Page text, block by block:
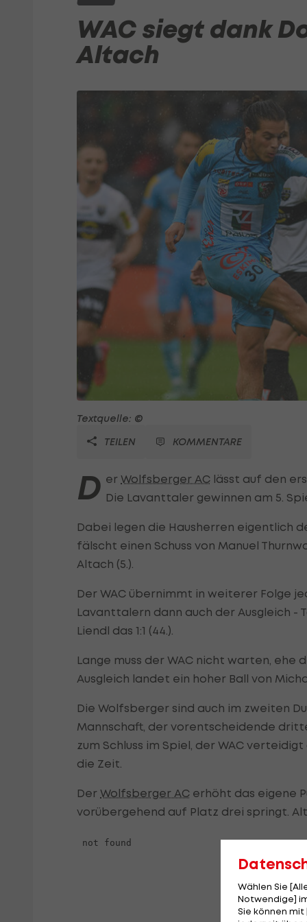
WAC siegt dank
Altach
Textquelle: ©
TEILEN
KOMMENTARE
D er Wolfsberger AC lässt auf den
Die Lavanttaler gewinnen am 5.
Dabei legen die Hausherren eigentlich
fälscht einen Schuss von Manuel
Altach (5.).
Der WAC übernimmt in weiterer Folge
Lavanttalern dann auch der Ausgleich -
Liendl das 1:1 (44.).
Lange muss der WAC nicht warten,
Ausgleich landet ein hoher Ball von
Die Wolfsberger sind auch im zweiten
Mannschaft, der vorentscheidende
zum Schluss im Spiel, der WAC
die Zeit.
Der Wolfsberger AC erhöht das eigene
vorübergehend auf Platz drei springt.
Wählen Sie
Notwendige]
Sie können